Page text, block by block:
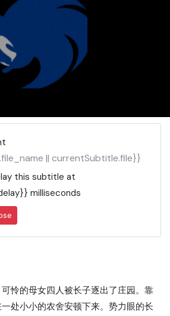
|| currentSubtitle.file}}
this subtitle at
milliseconds
的母女四人被长子逐出了庄园。靠
处小小的农舍安顿下来。势力眼的长